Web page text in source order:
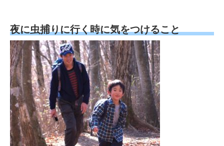
夜に虫捕りに行く時に気をつけること